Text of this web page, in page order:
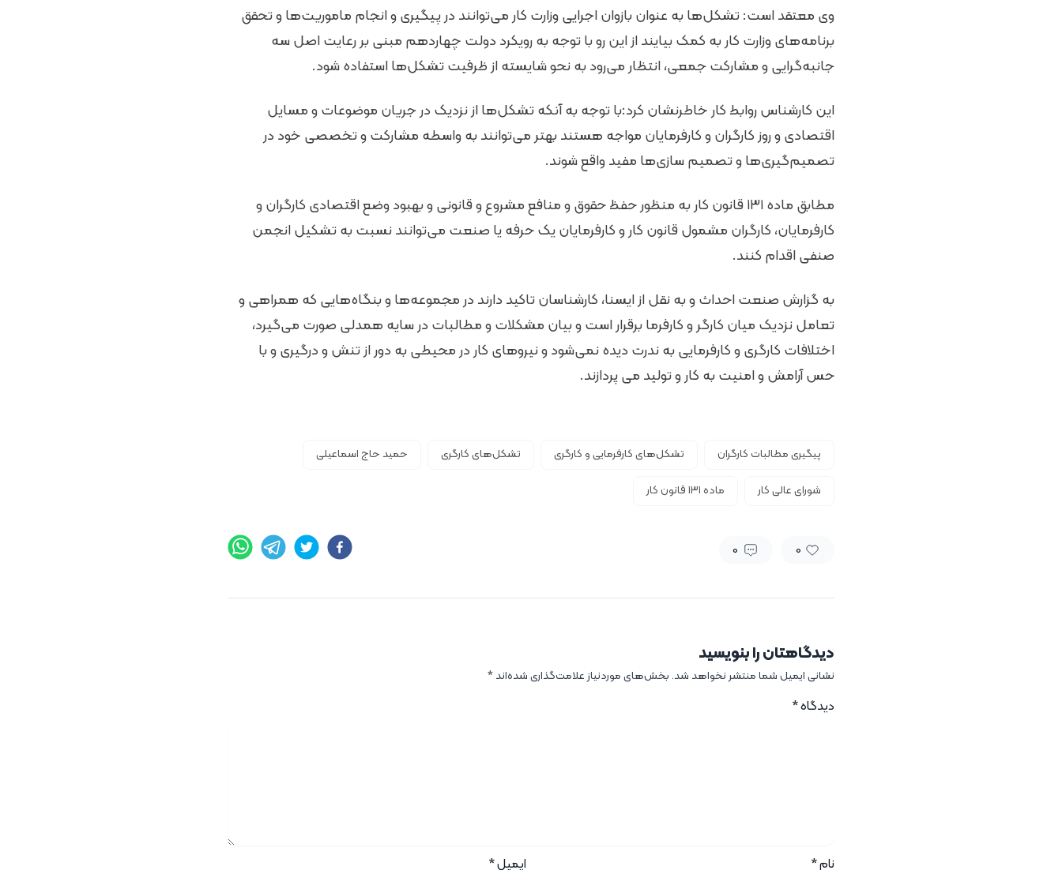
وی معتقد است: تشکل‌ها به عنوان بازوان اجرایی وزارت کار می‌توانند در پیگیری و انجام ماموریت‌ها و تحقق
برنامه‌های وزارت کار به کمک بیایند از این رو با توجه به رویکرد دولت چهاردهم مبنی بر رعایت اصل سه
جانبه‌گرایی و مشارکت جمعی، انتظار می‌رود به نحو شایسته از ظرفیت تشکل‌ها استفاده شود.
این کارشناس روابط کار خاطرنشان کرد:با توجه به آنکه تشکل‌ها از نزدیک در جریان موضوعات و مسایل
اقتصادی و روز کارگران و کارفرمایان مواجه هستند بهتر می‌توانند به واسطه مشارکت و تخصصی خود در
تصمیم‌گیری‌ها و تصمیم سازی‌ها مفید واقع شوند.
مطابق ماده ۱۳۱ قانون کار به منظور حفظ حقوق و منافع مشروع و قانونی و بهبود وضع اقتصادی کارگران و
کارفرمایان، کارگران مشمول قانون کار و کارفرمایان یک حرفه یا صنعت می‌توانند نسبت به تشکیل انجمن
صنفی اقدام کنند.
به گزارش صنعت احداث و به نقل از ایسنا، کارشناسان تاکید دارند در مجموعه‌ها و بنگاه‌هایی که همراهی و
تعامل نزدیک میان کارگر و کارفرما برقرار است و بیان مشکلات و مطالبات در سایه همدلی صورت می‌گیرد،
اختلافات کارگری و کارفرمایی به ندرت دیده نمی‌شود و نیروهای کار در محیطی به دور از تنش و درگیری و با
حس آرامش و امنیت به کار و تولید می پردازند.
پیگیری مطالبات کارگران تشکل‌های کارفرمایی و کارگری تشکل‌های کارگری حمید حاج اسماعیلی
شورای عالی کار ماده ۱۳۱ قانون کار
0
0
دیدگاهتان را بنویسید
نشانی ایمیل شما منتشر نخواهد شد. بخش‌های موردنیاز علامت‌گذاری شده‌اند*
دیدگاه*
نام* ایمیل*